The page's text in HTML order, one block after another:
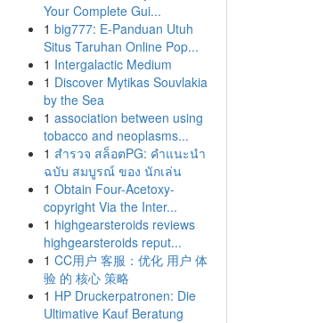
Your Complete Gui...
1 big777: E-Panduan Utuh
Situs Taruhan Online Pop...
1 Intergalactic Medium
1 Discover Mytikas Souvlakia
by the Sea
1 association between using
tobacco and neoplasms...
1 สำรวจ สล็อตPG: คำแนะนำ
ฉบับ สมบูรณ์ ของ นักเล่น
1 Obtain Four-Acetoxy-
copyright Via the Inter...
1 highgearsteroids reviews
highgearsteroids reput...
1 CC用户 客服：优化 用户 体
验 的 核心 策略
1 HP Druckerpatronen: Die
Ultimative Kauf Beratung